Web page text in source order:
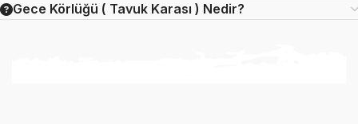
Gece Körlüğü ( Tavuk Karası ) Nedir?